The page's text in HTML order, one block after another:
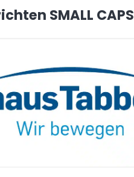
SMALL CAPS